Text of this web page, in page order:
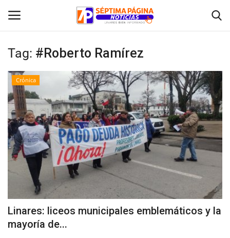
Inicio
Crónica
Policial
Tribunales
Deporte
Política
Espectáculos
Tag: #Roberto Ramírez
Crónica
Linares: liceos municipales emblemáticos y la
mayoría de...